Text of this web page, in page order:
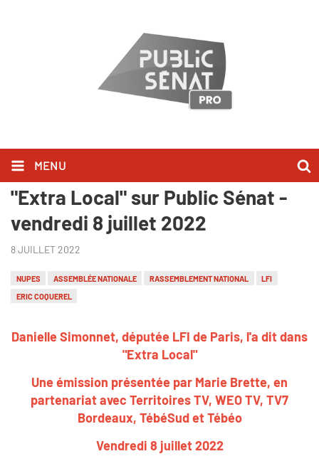
MENU
Danielle Simonnet l'a dit dans
"Extra Local" sur Public Sénat -
vendredi 8 juillet 2022
8 JUILLET 2022
NUPES ASSEMBLÉE NATIONALE RASSEMBLEMENT NATIONAL
LFI
ERIC COQUEREL
Danielle Simonnet, députée LFI de Paris, l'a dit dans
"Extra Local"
Une émission présentée par Marie Brette, en
partenariat avec Territoires TV, WEO TV, TV7
Bordeaux, TébéSud et Tébéo
Vendredi 8 juillet 2022